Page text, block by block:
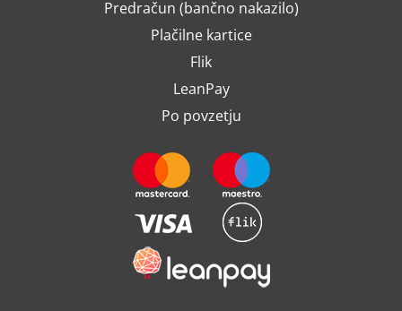
Predračun (bančno nakazilo)
Plačilne kartice
Flik
LeanPay
Po povzetju